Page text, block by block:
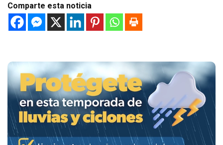
Comparte esta noticia